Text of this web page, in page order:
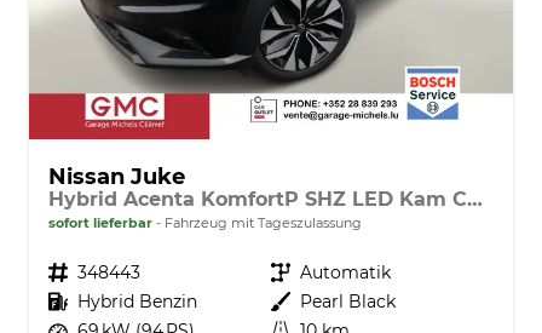
Nissan Juke
Hybrid Acenta KomfortP SHZ LED Kam CarP BT
sofort lieferbar Fahrzeug mit Tageszulassung
Fahrzeugnr. 348443 Getriebe Automatik
Kraftstoff Hybrid Benzin Außenfarbe Pearl Black